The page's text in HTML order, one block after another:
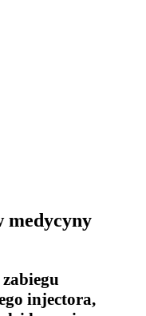
medycyny
injectora,